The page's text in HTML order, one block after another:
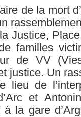
de la mort
Justice,
familles
de VV
justice. Un
de
et
la gare